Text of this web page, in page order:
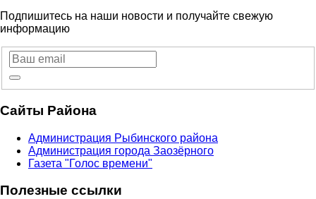
Подпишитесь на наши новости и получайте свежую
информацию
Сайты Района
Администрация Рыбинского района
Администрация города Заозёрного
Газета "Голос времени"
Полезные ссылки